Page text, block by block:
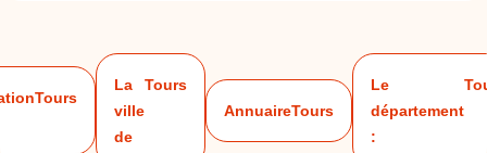
Tours
La
ville
de
Tours
AnnuaireTours
Le
département
: